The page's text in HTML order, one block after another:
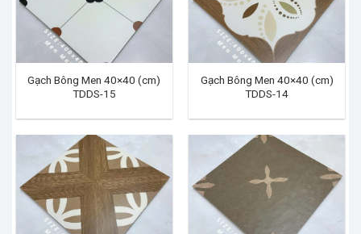
Gạch Bông Men 40×40 (cm)
TDDS-15
Gạch Bông Men 40×40 (cm)
TDDS-14